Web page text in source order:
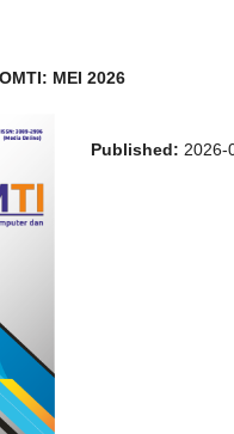
MEI 2026
Published: 2026-